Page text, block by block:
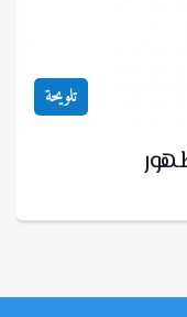
تلويحة